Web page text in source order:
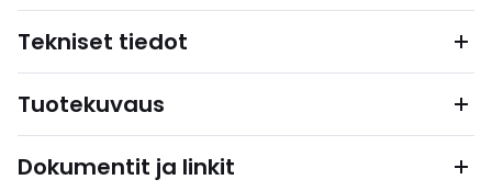
Tekniset tiedot
Tuotekuvaus
Dokumentit ja linkit